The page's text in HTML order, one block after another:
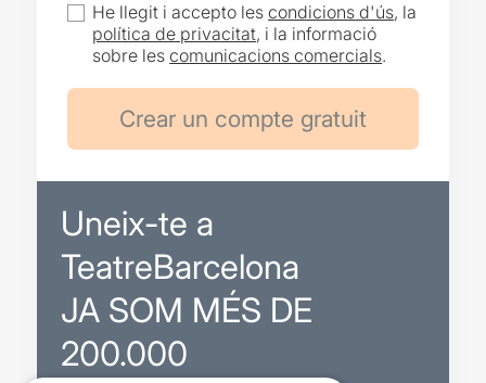
He llegit i accepto lescondicions d'ús, la
política de privacitat, i la informació
sobre lescomunicacions comercials.
Uneix-te a
TeatreBarcelona
JA SOM MÉS DE
200.000